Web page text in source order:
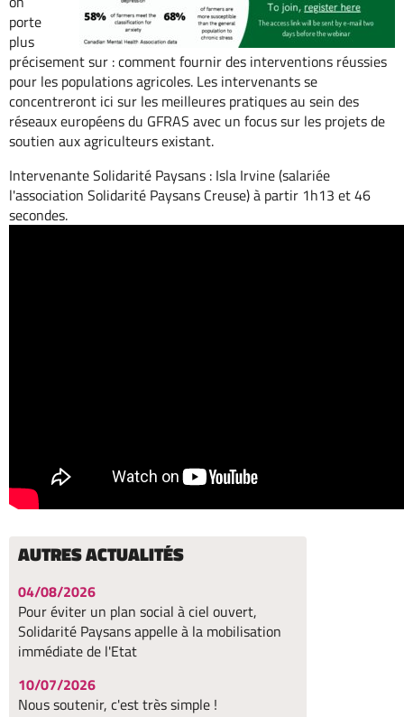
porte
plus
précisement sur : comment fournir des interventions réussies
pour les populations agricoles. Les intervenants se
concentreront ici sur les meilleures pratiques au sein des
réseaux européens du GFRAS avec un focus sur les projets de
soutien aux agriculteurs existant.
Intervenante Solidarité Paysans : Isla Irvine (salariée
l'association Solidarité Paysans Creuse) à partir 1h13 et 46
secondes.
AUTRES ACTUALITÉS
04/08/2026
Pour éviter un plan social à ciel ouvert,
Solidarité Paysans appelle à la mobilisation
immédiate de l'Etat
10/07/2026
Nous soutenir, c'est très simple !